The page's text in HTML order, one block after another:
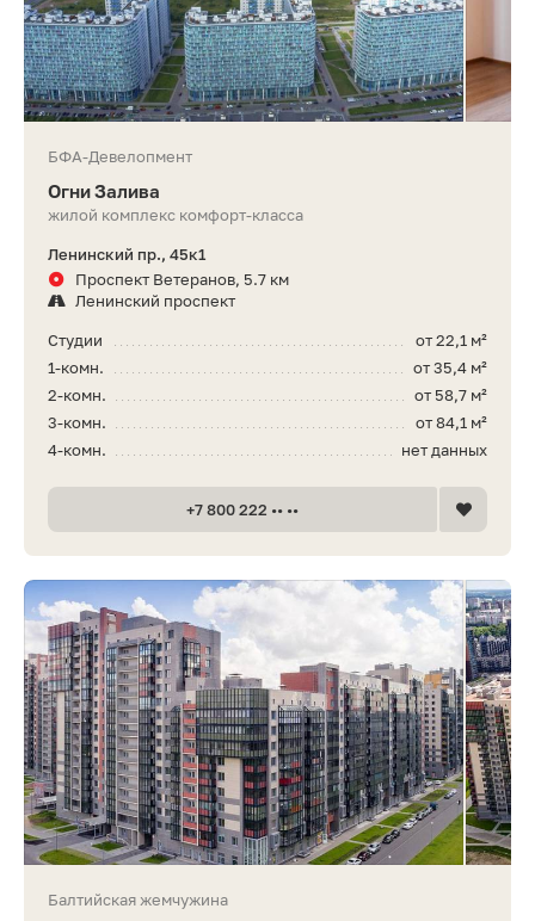
БФА-Девелопмент
Огни Залива
жилой комплекс комфорт-класса
Ленинский пр., 45к1
Проспект Ветеранов, 5.7 км
Ленинский проспект
от 22,1 м²
Студии
от 35,4 м²
1-комн.
от 58,7 м²
2-комн.
от 84,1 м²
3-комн.
нет данных
4-комн.
+7 800 222 •• ••
Балтийская жемчужина